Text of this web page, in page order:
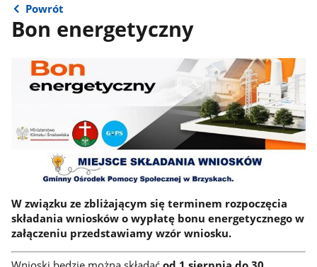
Powrót
Bon energetyczny
W związku ze zbliżającym się terminem rozpoczęcia
składania wniosków o wypłatę bonu energetycznego w
załączeniu przedstawiamy wzór wniosku.